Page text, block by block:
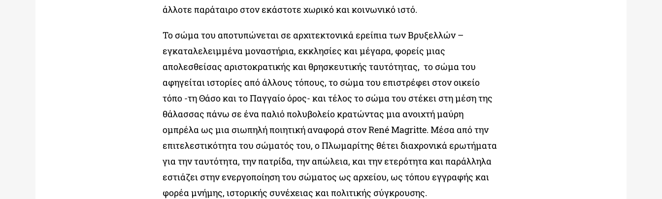
άλλοτε παράταιρο στον εκάστοτε χωρικό και κοινωνικό ιστό.
Το σώμα του αποτυπώνεται σε αρχιτεκτονικά ερείπια των Βρυξελλών –
εγκαταλελειμμένα μοναστήρια, εκκλησίες και μέγαρα, φορείς μιας
απολεσθείσας αριστοκρατικής και θρησκευτικής ταυτότητας, το σώμα του
αφηγείται ιστορίες από άλλους τόπους, το σώμα του επιστρέφει στον οικείο
τόπο -τη Θάσο και το Παγγαίο όρος- και τέλος το σώμα του στέκει στη μέση της
θάλασσας πάνω σε ένα παλιό πολυβολείο κρατώντας μια ανοιχτή μαύρη
ομπρέλα ως μια σιωπηλή ποιητική αναφορά στον René Magritte. Μέσα από την
επιτελεστικότητα του σώματός του, ο Πλωμαρίτης θέτει διαχρονικά ερωτήματα
για την ταυτότητα, την πατρίδα, την απώλεια, και την ετερότητα και παράλληλα
εστιάζει στην ενεργοποίηση του σώματος ως αρχείου, ως τόπου εγγραφής και
φορέα μνήμης, ιστορικής συνέχειας και πολιτικής σύγκρουσης.